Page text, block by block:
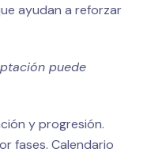
ayudan a reforzar
puede
y progresión.
fases. Calendario